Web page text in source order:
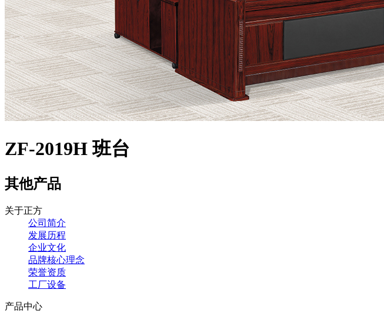
ZF-2019H 班台
其他产品
关于正方
公司简介
发展历程
企业文化
品牌核心理念
荣誉资质
工厂设备
产品中心